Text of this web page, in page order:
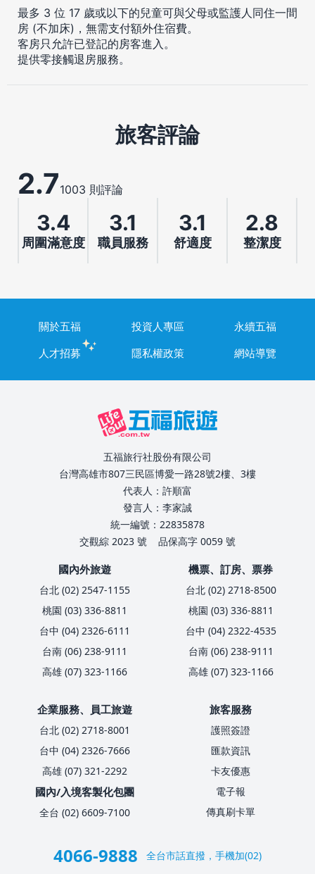
最多 3 位 17 歲或以下的兒童可與父母或監護人同住一間
房 (不加床)，無需支付額外住宿費。
客房只允許已登記的房客進入。
提供零接觸退房服務。
旅客評論
2.71003 則評論
3.4
周圍滿意度
3.1
職員服務
3.1
舒適度
2.8
整潔度
關於五福 投資人專區
永續五福
人才招募
隱私權政策 網站導覽
五福旅行社股份有限公司
台灣高雄市807三民區博愛一路28號2樓、3樓
代表人：許順富
發言人：李家誠
統一編號：22835878
交觀綜 2023 號
品保高字 0059 號
國內外旅遊
台北 (02) 2547-1155
桃園 (03) 336-8811
台中 (04) 2326-6111
台南 (06) 238-9111
高雄 (07) 323-1166
機票、訂房、票券
台北 (02) 2718-8500
桃園 (03) 336-8811
台中 (04) 2322-4535
台南 (06) 238-9111
高雄 (07) 323-1166
企業服務、員工旅遊
台北 (02) 2718-8001
台中 (04) 2326-7666
高雄 (07) 321-2292
國內/入境客製化包團
全台 (02) 6609-7100
旅客服務
護照簽證
匯款資訊
卡友優惠
電子報
傳真刷卡單
4066-9888 全台市話直撥，手機加(02)